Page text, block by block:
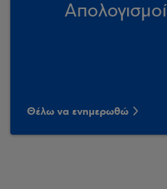
Απολογισμοί
Θέλω να ενημερωθώ